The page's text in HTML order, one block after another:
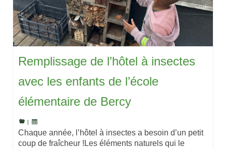
Remplissage de l’hôtel à insectes
avec les enfants de l’école
élémentaire de Bercy
Chaque année, l’hôtel à insectes a besoin d’un petit
coup de fraîcheur !Les éléments naturels qui le